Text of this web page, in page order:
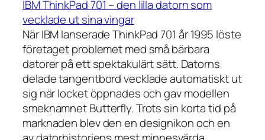
IBM ThinkPad 701 – den lilla datorn som
vecklade ut sina vingar
När IBM lanserade ThinkPad 701 år 1995 löste
företaget problemet med små bärbara
datorer på ett spektakulärt sätt. Datorns
delade tangentbord vecklade automatiskt ut
sig när locket öppnades och gav modellen
smeknamnet Butterfly. Trots sin korta tid på
marknaden blev den en designikon och en